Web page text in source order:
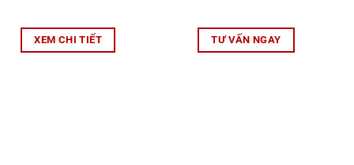
XEM CHI TIẾT TƯ VẤN NGAY